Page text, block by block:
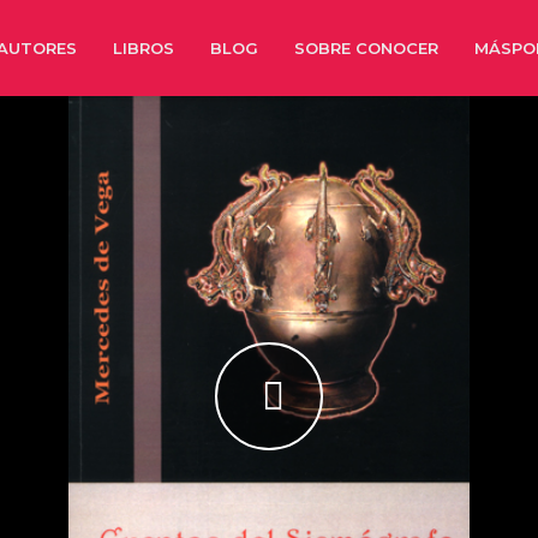
LIBROS BLOG SOBRE CONOCER